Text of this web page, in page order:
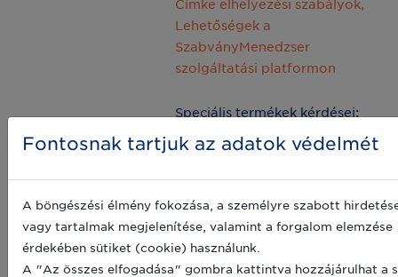
Címke elhelyezési szabályok,
Lehetőségek a
SzabványMenedzser
szolgáltatási platformon
2020.01.16. 14:00-16:00
Speciális termékek kérdései:
eszközkészlet,
eszközrendszer,
szoftver
Fontosnak tartjuk az adatok védelmét
A böngészési élmény fokozása, a személyre szabott
vagy tartalmak megjelenítése, valamint a forgalom elemzése
érdekében sütiket (cookie) használunk.
A "Az összes elfogadása" gombra kattintva hozzájárulhat a